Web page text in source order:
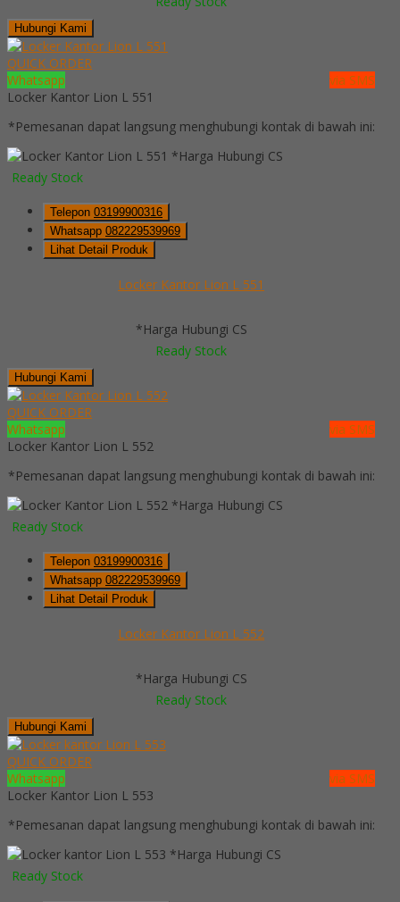
Hubungi Kami
QUICK ORDER
Whatsapp
via SMS
Locker Kantor Lion L 551
*Pemesanan dapat langsung menghubungi kontak di bawah ini:
*Harga Hubungi CS
Ready Stock
Telepon 03199900316
Whatsapp 082229539969
Lihat Detail Produk
Locker Kantor Lion L 551
*Harga Hubungi CS
Ready Stock
Hubungi Kami
QUICK ORDER
Whatsapp
via SMS
Locker Kantor Lion L 552
*Pemesanan dapat langsung menghubungi kontak di bawah ini:
*Harga Hubungi CS
Ready Stock
Telepon 03199900316
Whatsapp 082229539969
Lihat Detail Produk
Locker Kantor Lion L 552
*Harga Hubungi CS
Ready Stock
Hubungi Kami
QUICK ORDER
Whatsapp
via SMS
Locker Kantor Lion L 553
*Pemesanan dapat langsung menghubungi kontak di bawah ini:
*Harga Hubungi CS
Ready Stock